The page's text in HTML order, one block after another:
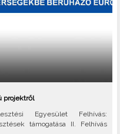
projektről
Egyesület Felhívás:
támogatása II. Felhívás